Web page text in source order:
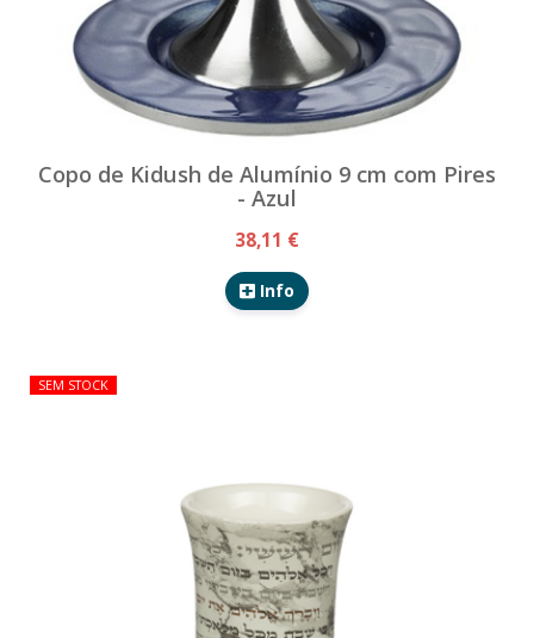
Copo de Kidush de Alumínio 9 cm com Pires
- Azul
38,11 €
Info
SEM STOCK